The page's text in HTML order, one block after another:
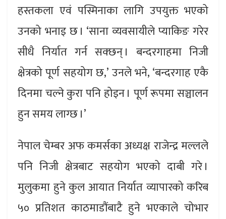
हस्तकला एवं पस्मिनाका लागि उपयुक्त भएको
उनको भनाइ छ । ‘साना व्यवसायीले प्याकिङ गरेर
सीधै निर्यात गर्न सक्छन् । बन्दरगाहमा निजी
क्षेत्रको पूर्ण सहयोग छ,’ उनले भने, ‘बन्दरगाह एकै
दिनमा चल्ने कुरा पनि होइन । पूर्ण रूपमा सञ्चालन
हुन समय लाग्छ ।’
नेपाल चेम्बर अफ कमर्सका अध्यक्ष राजेन्द्र मल्लले
पनि निजी क्षेत्रबाट सहयोग भएको दाबी गरे ।
मुलुकमा हुने कुल आयात निर्यात व्यापारको करिब
५० प्रतिशत काठमाडौंबाटै हुने भएकाले चोभार